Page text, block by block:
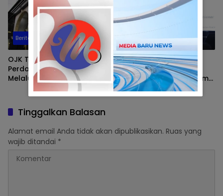
Berita
OJK Terbitkan POJK Baru
Perdagangan Karbon
Melalui Bursa Karbon
Pentingnya Tata Kelola
dan Integritas dalam
Menjaga Stabilitas Sistem
Keuangan, Kuliah Umum di
Politeknik Keuangan
Tinggalkan Balasan
Alamat email Anda tidak akan dipublikasikan. Ruas yang
wajib ditandai *